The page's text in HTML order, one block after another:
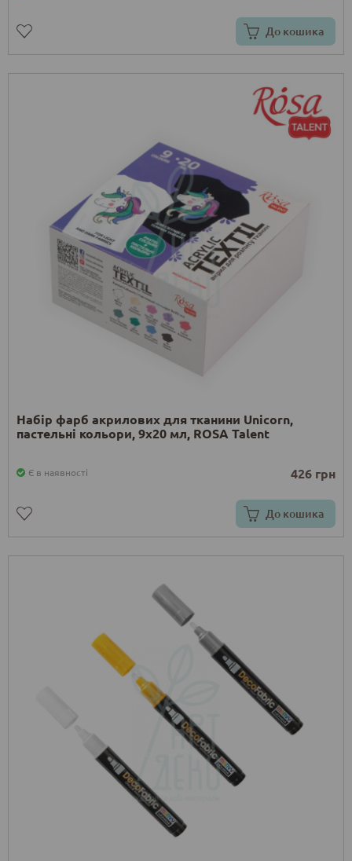
До кошика
Набір фарб акрилових для тканини Unicorn,
пастельні кольори, 9х20 мл, ROSA Talent
Є в наявності 426 грн
До кошика